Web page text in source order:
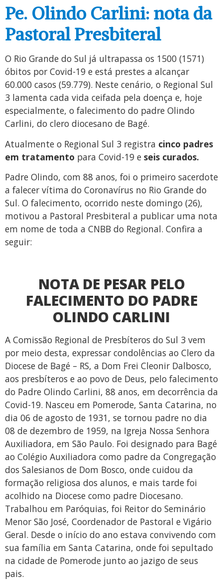
Pe. Olindo Carlini: nota da
Pastoral Presbiteral
O Rio Grande do Sul já ultrapassa os 1500 (1571)
óbitos por Covid-19 e está prestes a alcançar
60.000 casos (59.779). Neste cenário, o Regional Sul
3 lamenta cada vida ceifada pela doença e, hoje
especialmente, o falecimento do padre Olindo
Carlini, do clero diocesano de Bagé.
Atualmente o Regional Sul 3 registra cinco padres
em tratamento para Covid-19 e seis curados.
Padre Olindo, com 88 anos, foi o primeiro sacerdote
a falecer vítima do Coronavírus no Rio Grande do
Sul. O falecimento, ocorrido neste domingo (26),
motivou a Pastoral Presbiteral a publicar uma nota
em nome de toda a CNBB do Regional. Confira a
seguir:
NOTA DE PESAR PELO
FALECIMENTO DO PADRE
OLINDO CARLINI
A Comissão Regional de Presbíteros do Sul 3 vem
por meio desta, expressar condolências ao Clero da
Diocese de Bagé – RS, a Dom Frei Cleonir Dalbosco,
aos presbíteros e ao povo de Deus, pelo falecimento
do Padre Olindo Carlini, 88 anos, em decorrência da
Covid-19. Nasceu em Pomerode, Santa Catarina, no
dia 06 de agosto de 1931, se tornou padre no dia
08 de dezembro de 1959, na Igreja Nossa Senhora
Auxiliadora, em São Paulo. Foi designado para Bagé
ao Colégio Auxiliadora como padre da Congregação
dos Salesianos de Dom Bosco, onde cuidou da
formação religiosa dos alunos, e mais tarde foi
acolhido na Diocese como padre Diocesano.
Trabalhou em Paróquias, foi Reitor do Seminário
Menor São José, Coordenador de Pastoral e Vigário
Geral. Desde o início do ano estava convivendo com
sua família em Santa Catarina, onde foi sepultado
na cidade de Pomerode junto ao jazigo de seus
pais.